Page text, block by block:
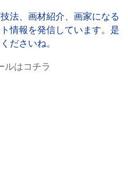
法、画材紹介、画家になる
情報を発信しています。是
ださいね。
ルはコチラ